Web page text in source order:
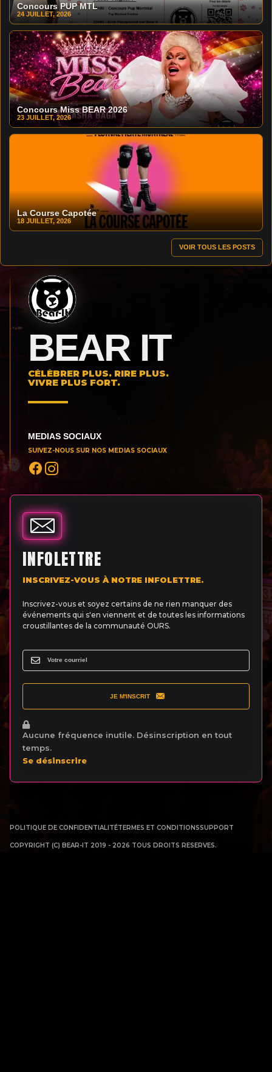
Concours PUP MTL
24 JUILLET, 2026
Concours Miss BEAR 2026
23 JUILLET, 2026
La Course Capotée
18 JUILLET, 2026
VOIR TOUS LES POSTS
BEAR IT
CÉLÉBRER PLUS. RIRE PLUS.
VIVRE PLUS FORT.
MEDIAS SOCIAUX
SUIVEZ-NOUS SUR NOS MEDIAS SOCIAUX
INFOLETTRE
INSCRIVEZ-VOUS À NOTRE INFOLETTRE.
Inscrivez-vous et soyez certains de ne rien manquer des
événements qui s'en viennent et de toutes les informations
croustillantes de la communauté OURS.
JE M'INSCRIT
Aucune fréquence inutile. Désinscription en tout
temps.
Se désinscrire
POLITIQUE DE CONFIDENTIALITÉTERMES ET CONDITIONSSUPPORT
COPYRIGHT (C) BEAR-IT 2019 - 2026 TOUS DROITS RESERVES.